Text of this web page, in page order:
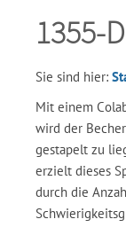
1355-
Sie sind hier:
Mit einem
wird der
gestapelt zu
erzielt dieses
durch die